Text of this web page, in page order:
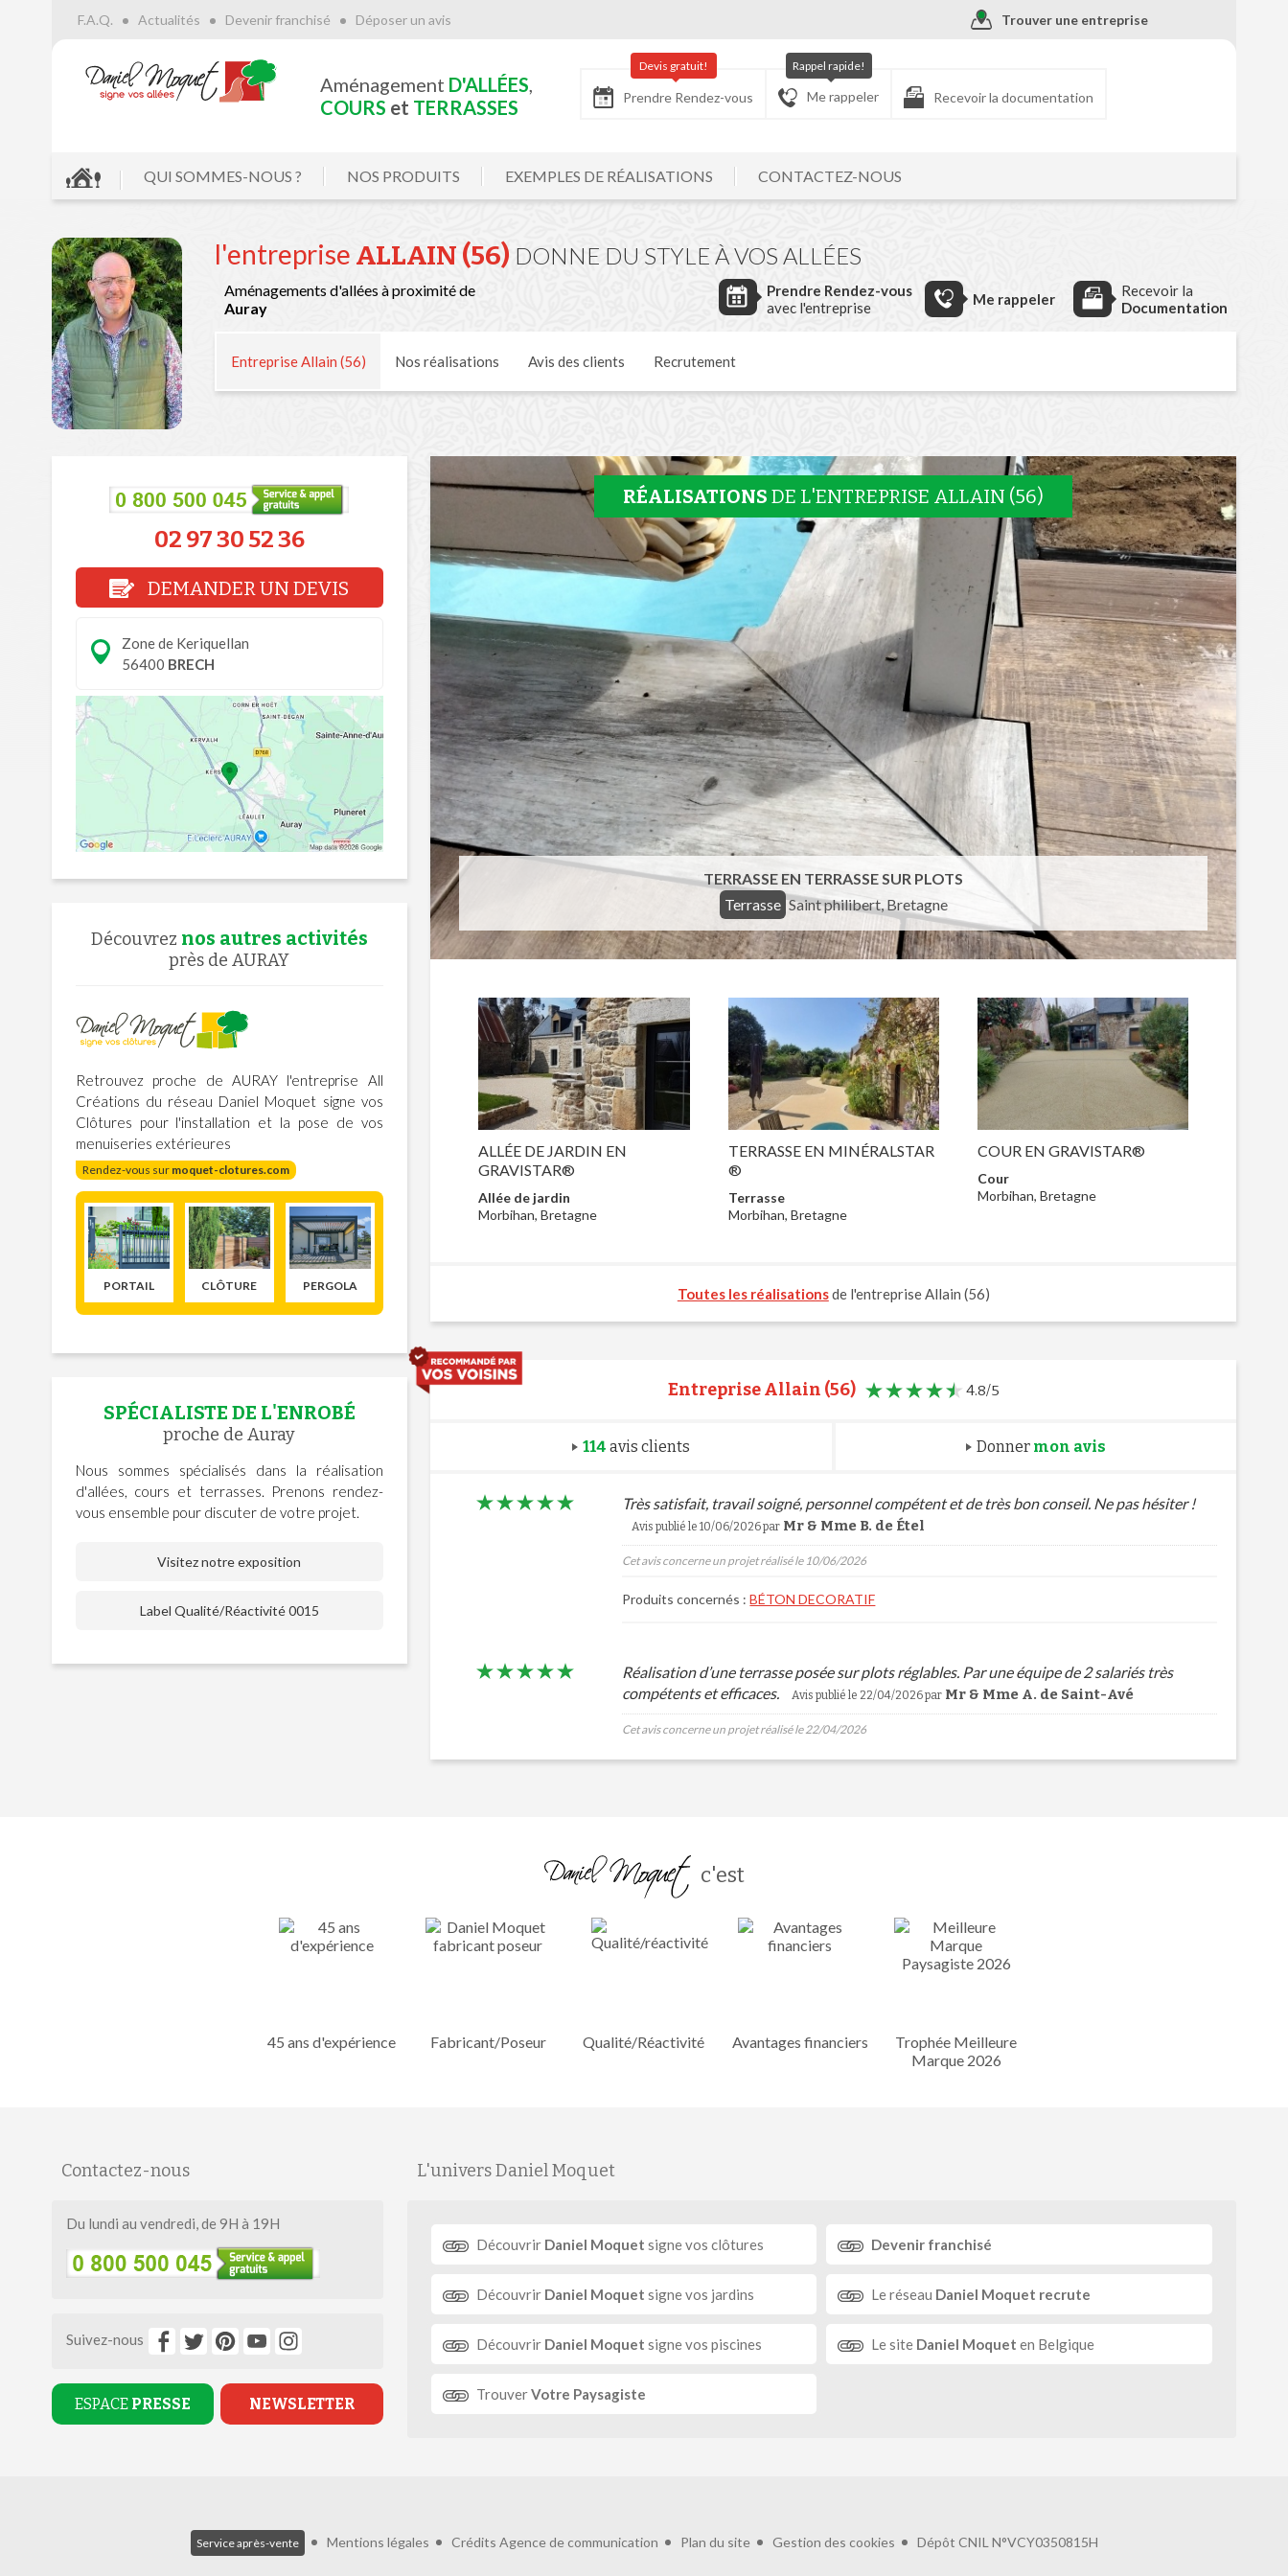
Trouver une entreprise
F.A.Q. Actualités Devenir franchisé Déposer un avis
Aménagement D'ALLÉES,
COURS et TERRASSES Prendre Rendez-vous
Devis gratuit!
Me rappeler
Rappel rapide!
Recevoir la documentation
QUI SOMMES-NOUS ? NOS PRODUITS EXEMPLES DE RÉALISATIONS CONTACTEZ-NOUS
l'entreprise ALLAIN (56) DONNE DU STYLE À VOS ALLÉES
Aménagements d'allées à proximité de
Auray
Prendre Rendez-vous
avec l'entreprise
Me rappeler
Recevoir la
Documentation
Entreprise Allain (56) Nos réalisations Avis des clients Recrutement
02 97 30 52 36
DEMANDER UN DEVIS
Zone de Keriquellan
56400 BRECH
Découvrez nos autres activités
près de AURAY
Retrouvez proche de AURAY l'entreprise All
Créations du réseau Daniel Moquet signe vos
Clôtures pour l'installation et la pose de vos
menuiseries extérieures
Rendez-vous sur moquet-clotures.com
PORTAIL CLÔTURE PERGOLA
SPÉCIALISTE DE L'ENROBÉ
proche de Auray
Nous sommes spécialisés dans la réalisation
d'allées, cours et terrasses. Prenons rendez-
vous ensemble pour discuter de votre projet.
Visitez notre exposition
Label Qualité/Réactivité 0015
RÉALISATIONS DE L'ENTREPRISE ALLAIN (56)
TERRASSE EN TERRASSE SUR PLOTS
Terrasse Saint philibert, Bretagne
ALLÉE DE JARDIN EN
GRAVISTAR®
Allée de jardin
Morbihan, Bretagne
TERRASSE EN MINÉRALSTAR
®
Terrasse
Morbihan, Bretagne
COUR EN GRAVISTAR®
Cour
Morbihan, Bretagne
Toutes les réalisationsde l'entreprise Allain (56)
Entreprise Allain (56) 4.8/5
114 avis clients Donner mon avis
Très satisfait, travail soigné, personnel compétent et de très bon conseil. Ne pas hésiter !
Avis publié le 10/06/2026 par Mr & Mme B. de Étel
Cet avis concerne un projet réalisé le 10/06/2026
Produits concernés :BÉTON DECORATIF
Réalisation d’une terrasse posée sur plots réglables. Par une équipe de 2 salariés très
compétents et efficaces.
Avis publié le 22/04/2026 par Mr & Mme A. de Saint-Avé
Cet avis concerne un projet réalisé le 22/04/2026
c'est
45 ans d'expérience Fabricant/Poseur Qualité/Réactivité Avantages financiers
Trophée Meilleure
Marque 2026
Contactez-nous
Du lundi au vendredi, de 9H à 19H
Suivez-nous
ESPACE PRESSE NEWSLETTER
L'univers Daniel Moquet
Découvrir Daniel Moquet signe vos clôtures Devenir franchisé
Découvrir Daniel Moquet signe vos jardins Le réseau Daniel Moquet recrute
Découvrir Daniel Moquet signe vos piscines Le site Daniel Moquet en Belgique
TrouverVotre Paysagiste
Service après-vente Mentions légales Crédits Agence de communication Plan du site Gestion des cookies Dépôt CNIL N°VCY0350815H